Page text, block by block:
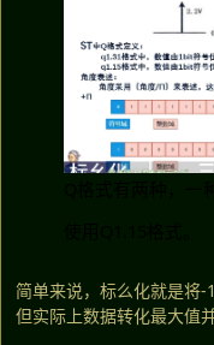
简单来说，标么化就是将-
但实际上数据转化最大值